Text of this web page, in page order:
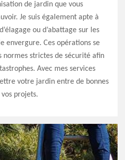
de jardin que vous
Je suis également apte à
ou d’abattage sur les
envergure. Ces opérations se
normes strictes de sécurité afin
Avec mes services
votre jardin entre de bonnes
projets.